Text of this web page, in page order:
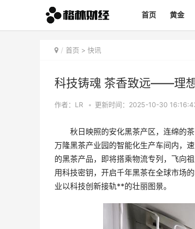
首页 黄金
首页 > 快讯
科技铸魂 茶香致远——理
作者：LR • 更新时间：2025-10-30
秋日映照的安化黑茶产区，连绵的茶
万隆黑茶产业园的智能化生产车间内，
的黑茶产品，即将搭乘物流专列，飞向
用科技密钥，开启千年黑茶在全球市场
业以科技创新接轨**的壮丽图景。